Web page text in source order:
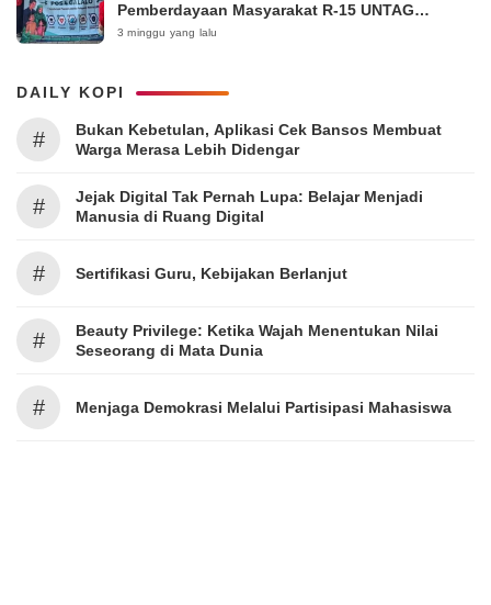
Pemberdayaan Masyarakat R-15 UNTAG
Surabaya 2026
3 minggu yang lalu
DAILY KOPI
#
Bukan Kebetulan, Aplikasi Cek Bansos Membuat
Warga Merasa Lebih Didengar
#
Jejak Digital Tak Pernah Lupa: Belajar Menjadi
Manusia di Ruang Digital
# Sertifikasi Guru, Kebijakan Berlanjut
#
Beauty Privilege: Ketika Wajah Menentukan Nilai
Seseorang di Mata Dunia
# Menjaga Demokrasi Melalui Partisipasi Mahasiswa